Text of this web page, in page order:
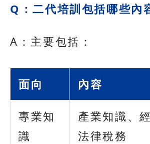
Q：二代培訓包括哪些內
A：主要包括：
面向 內容
專業知
識
產業知識、
法律稅務